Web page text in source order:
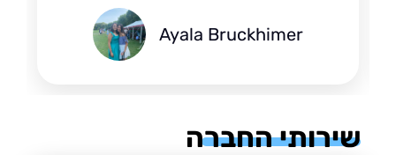
Ayala Bruckhimer
החברה